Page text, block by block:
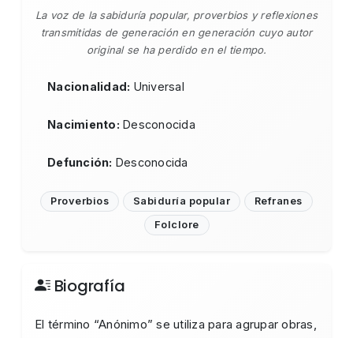
La voz de la sabiduría popular, proverbios y reflexiones
transmitidas de generación en generación cuyo autor
original se ha perdido en el tiempo.
Nacionalidad: Universal
Nacimiento: Desconocida
Defunción: Desconocida
Proverbios Sabiduría popular
Refranes
Folclore
Biografía
El término “Anónimo” se utiliza para agrupar obras,